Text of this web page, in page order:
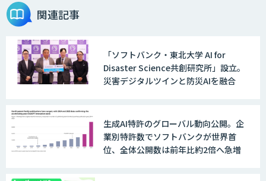
＜Dify活用＞AIエージェントDRIVE
戦略策定から実装まで一気通貫のAIエー
ジェント開発
関連記事
「ソフトバンク・東北大学 AI for
Disaster Science共創研究所」設立。
災害デジタルツインと防災AIを融合
生成AI特許のグローバル動向公開。企
業別特許数でソフトバンクが世界首
位、全体公開数は前年比約2倍へ急増